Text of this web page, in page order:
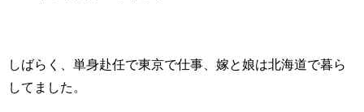
しばらく、単身赴任で東京で仕事、嫁と娘は北海道で暮ら
してました。